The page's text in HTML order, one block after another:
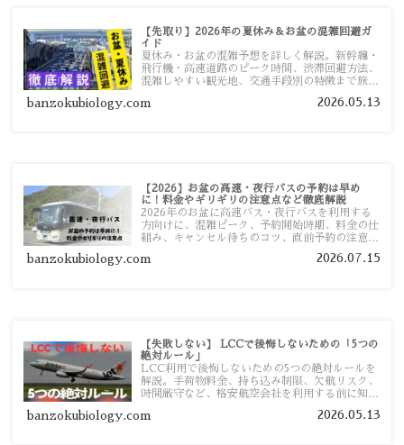
【先取り】2026年の夏休み＆お盆の混雑回避ガ
イド
夏休み・お盆の混雑予想を詳しく解説。新幹線・
飛行機・高速道路のピーク時間、渋滞回避方法、
混雑しやすい観光地、交通手段別の特徴まで旅行
banzokubiology.com 2026.05.13
【2026】お盆の高速・夜行バスの予約は早め
に！料金やギリギリの注意点など徹底解説
2026年のお盆に高速バス・夜行バスを利用する
方向けに、混雑ピーク、予約開始時期、料金の仕
組み、キャンセル待ちのコツ、直前予約の注意点
banzokubiology.com 2026.07.15
【失敗しない】 LCCで後悔しないための「5つの
絶対ルール」
LCC利用で後悔しないための5つの絶対ルールを
解説。手荷物料金、持ち込み制限、欠航リスク、
時間厳守など、格安航空会社を利用する前に知っ
す。
banzokubiology.com 2026.05.13